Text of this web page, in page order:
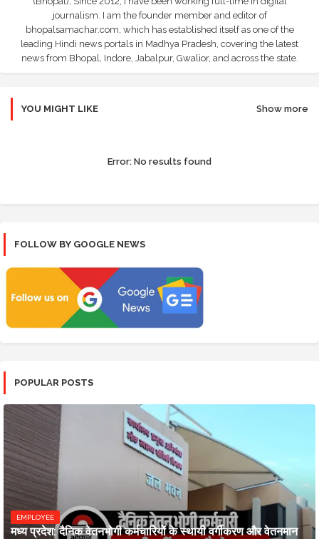
journalism. I am the founder member and editor of
bhopalsamachar.com, which has established itself as one of the
leading Hindi news portals in Madhya Pradesh, covering the latest
news from Bhopal, Indore, Jabalpur, Gwalior, and across the state.
YOU MIGHT LIKE Show more
Error: No results found
FOLLOW BY GOOGLE NEWS
POPULAR POSTS
EMPLOYEE
मध्य प्रदेश: दैनिक वेतनभोगी कर्मचारियों के स्थायी वर्गीकरण और वेतनमान